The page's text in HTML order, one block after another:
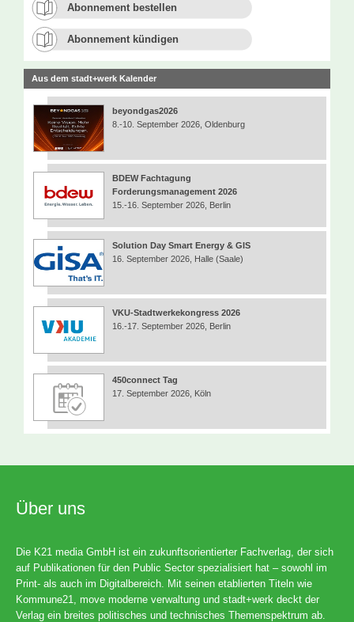
Abonnement bestellen
Abonnement kündigen
Aus dem stadt+werk Kalender
beyondgas2026
8.-10. September 2026, Oldenburg
BDEW Fachtagung
Forderungsmanagement 2026
15.-16. September 2026, Berlin
Solution Day Smart Energy & GIS
16. September 2026, Halle (Saale)
VKU-Stadtwerkekongress 2026
16.-17. September 2026, Berlin
450connect Tag
17. September 2026, Köln
Über uns
Die K21 media GmbH ist ein zukunftsorientierter Fachverlag, der sich
auf Publikationen für den Public Sector spezialisiert hat – sowohl im
Print- als auch im Digitalbereich. Mit seinen etablierten Titeln wie
Kommune21, move moderne verwaltung und stadt+werk deckt der
Verlag ein breites politisches und technisches Themenspektrum ab.